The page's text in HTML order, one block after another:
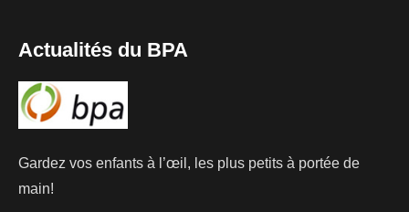
Actualités du BPA
Gardez vos enfants à l’œil, les plus petits à portée de
main!